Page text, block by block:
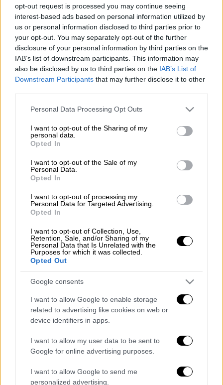
opt-out request is processed you may continue seeing
interest-based ads based on personal information utilized by
us or personal information disclosed to third parties prior to
your opt-out. You may separately opt-out of the further
disclosure of your personal information by third parties on the
IAB’s list of downstream participants. This information may
also be disclosed by us to third parties on the IAB’s List of
Downstream Participants that may further disclose it to other
Please note that this website/app uses one or more Google
not limited to your visit or usage behaviour. You may click to
grant or deny consent to Google and its third-party tags to
use your data for below specified purposes in below Google
consent section.
Personal Data Processing Opt Outs
I want to opt-out of the Sharing of my
personal data.
Opted In
I want to opt-out of the Sale of my
Personal Data.
Opted In
I want to opt-out of processing my
Personal Data for Targeted Advertising.
Opted In
I want to opt-out of Collection, Use,
Retention, Sale, and/or Sharing of my
Personal Data that Is Unrelated with the
Purposes for which it was collected.
Opted Out
Google consents
I want to allow Google to enable storage
related to advertising like cookies on web or
device identifiers in apps.
I want to allow my user data to be sent to
Google for online advertising purposes.
I want to allow Google to send me
personalized advertising.
Εφημερίδες/ΙΝΤΙΜΕ
Προσθέστε το ΕΘΝΟΣ στη Google
Διαβάστε εδώ τα πρωτοσέλιδα
τωνεφημερίδων.
Διαβάστε εδώ τα πρωτοσέλιδα
τωνπολιτικών εφημερίδων
Διαβάστε εδώ τα πρωτοσέλιδα
των
Τα σχολιά σας δημοσιεύονται άμεσα με δική σας ευθύνη. Το
ΕΘΝΟΣ θα παρεμβαίνει και τα προσβλητικά σχόλια θα
διαγράφονται
καταχώρηση
Διαβάστε ακόμη
περιορισμοί: Το Ιράν σκληραίνει τη γραμμή
στο εσωτερικό εν μέσω πολέμου